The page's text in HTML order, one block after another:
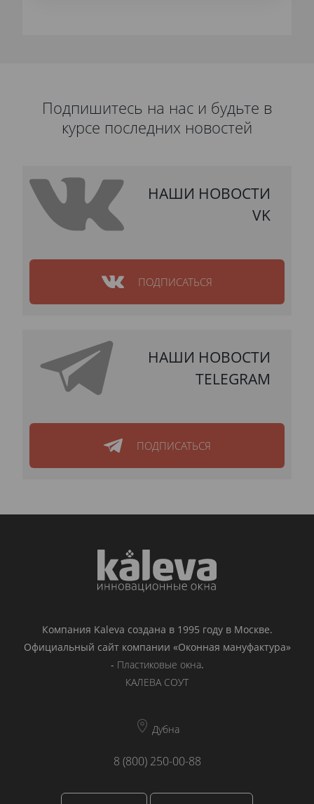
Подпишитесь на нас и будьте в
курсе последних новостей
НАШИ НОВОСТИ
VK
ПОДПИСАТЬСЯ
НАШИ НОВОСТИ
TELEGRAM
ПОДПИСАТЬСЯ
Компания Kaleva создана в 1995 году в Москве.
Официальный сайт компании «Оконная мануфактура»
- Пластиковые окна.
КАЛЕВА СОУТ
Дубна
8 (800) 250-00-88